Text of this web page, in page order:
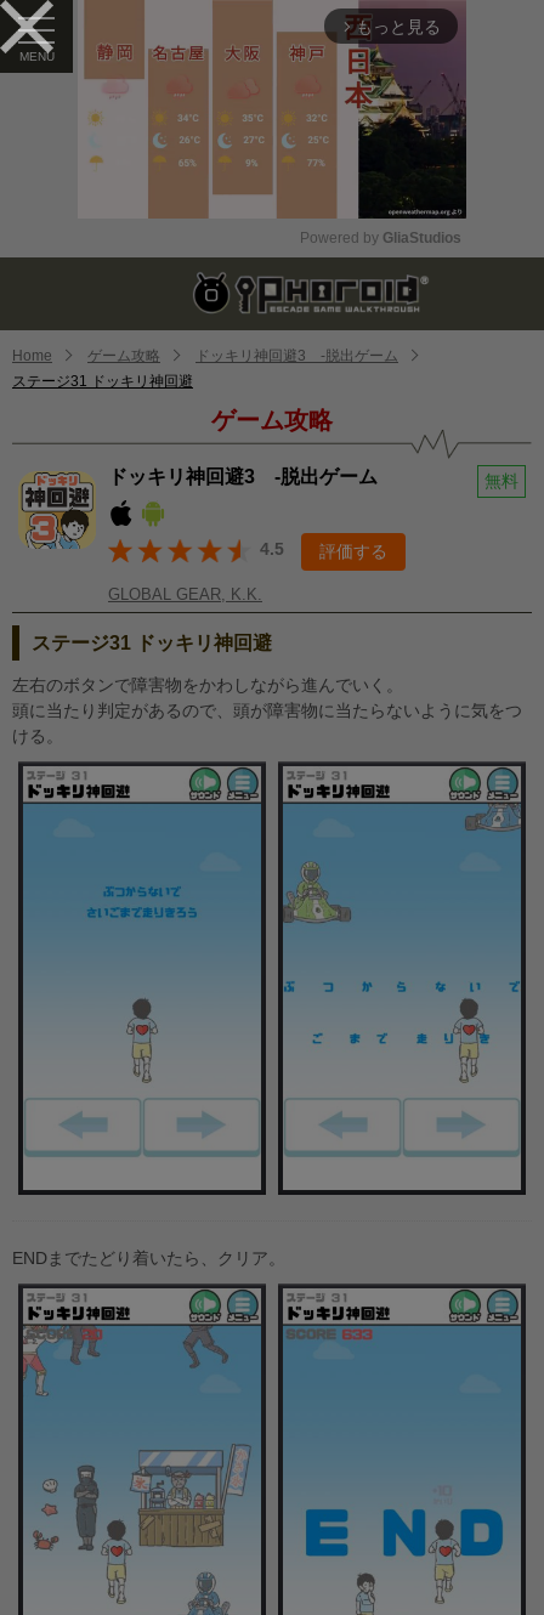
arrow_forward_ios もっと見る
Mute
Powered by GliaStudios
Home ゲーム攻略
ドッキリ神回避3 -脱出ゲーム
ステージ31 ドッキリ神回避
ゲーム攻略
ドッキリ神回避3 -脱出ゲーム 無料
4.5 評価する
GLOBAL GEAR, K.K.
ステージ31 ドッキリ神回避
左右のボタンで障害物をかわしながら進んでいく。
頭に当たり判定があるので、頭が障害物に当たらないように気をつ
ける。
ENDまでたどり着いたら、クリア。